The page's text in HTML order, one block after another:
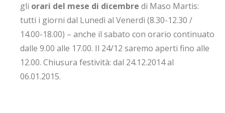
gli orari del mese di dicembre di Maso Martis:
tutti i giorni dal Lunedì al Venerdì (8.30-12.30 /
14.00-18.00) – anche il sabato con orario continuato
dalle 9.00 alle 17.00. Il 24/12 saremo aperti fino alle
12.00. Chiusura festività: dal 24.12.2014 al
06.01.2015.